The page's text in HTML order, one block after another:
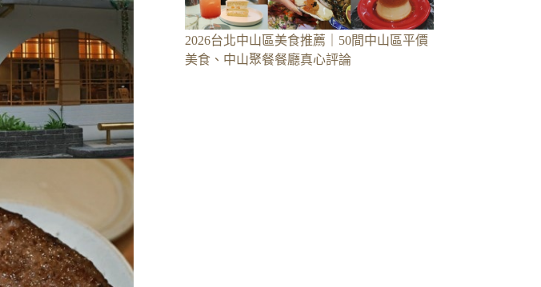
2026台北中山區美食推薦｜50間中山區平價
美食、中山聚餐餐廳真心評論